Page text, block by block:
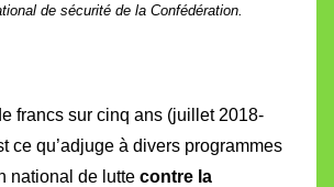
e
de sécurité de la Confédération.
francs sur cinq ans (juillet 2018-
ce qu’adjuge à divers programmes
national de lutte contre la